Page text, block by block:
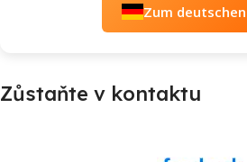
Zum
Zůstaňte v kontaktu